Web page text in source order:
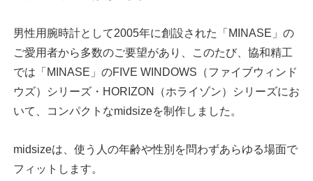
男性用腕時計として2005年に創設された「MINASE」の
ご愛用者から多数のご要望があり、このたび、協和精工
では「MINASE」のFIVE WINDOWS（ファイブウィンド
ウズ）シリーズ・HORIZON（ホライゾン）シリーズにお
いて、コンパクトなmidsizeを制作しました。
midsizeは、使う人の年齢や性別を問わずあらゆる場面で
フィットします。